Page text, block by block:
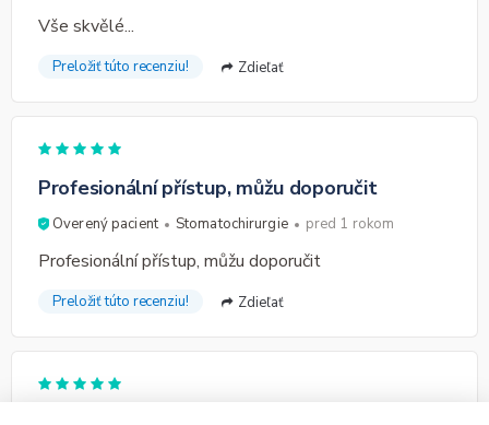
Vše skvělé...
Preložiť túto recenziu! Zdieľať
Profesionální přístup, můžu doporučit
Overený pacient Stomatochirurgie pred 1 rokom
Profesionální přístup, můžu doporučit
Preložiť túto recenziu! Zdieľať